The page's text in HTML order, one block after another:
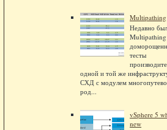
Multipathing
Недавно
тесты
одной и той же
СХД с модулем
род...
vSphere 5
new